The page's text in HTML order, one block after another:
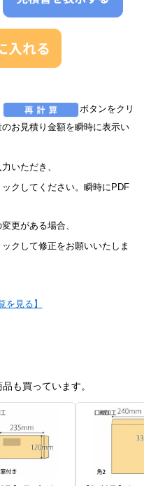
ボタンをクリ
お見積り金額を瞬時に表示い
いただき、
クしてください。瞬時にPDF
更がある場合、
クして修正をお願いいたしま
を見る】
も買っています。